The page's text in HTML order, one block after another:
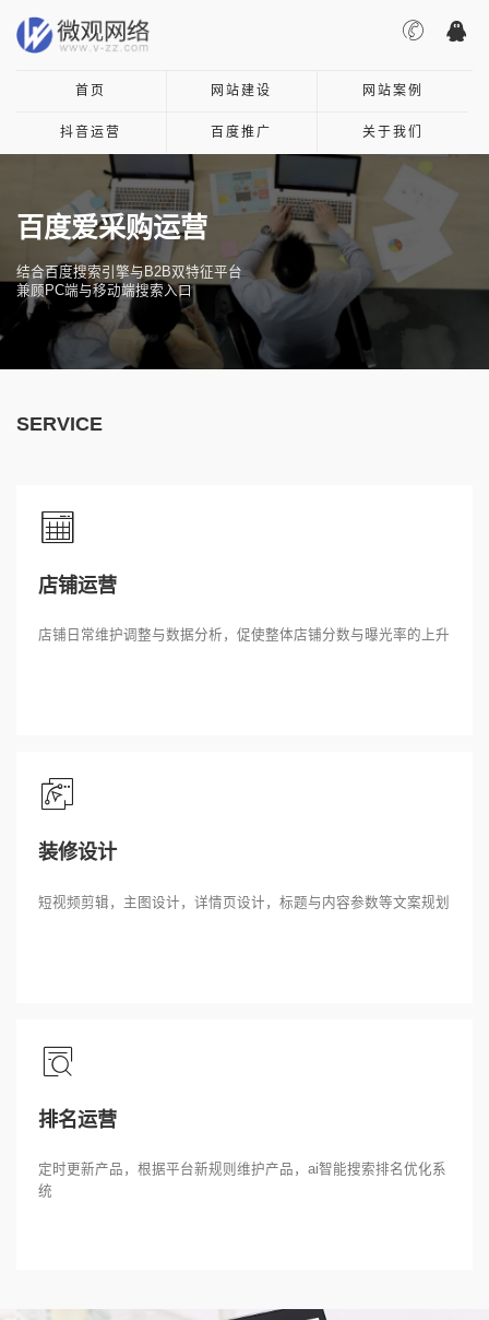
首页 网站建设 网站案例
抖音运营 百度推广 关于我们
百度爱采购运营
结合百度搜索引擎与B2B双特征平台
兼顾PC端与移动端搜索入口
SERVICE
店铺运营
店铺日常维护调整与数据分析，促使整体店铺分数与曝光率的上升
装修设计
短视频剪辑，主图设计，详情页设计，标题与内容参数等文案规划
排名运营
定时更新产品，根据平台新规则维护产品，ai智能搜索排名优化系
统